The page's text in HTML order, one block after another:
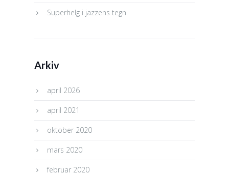
Superhelg i jazzens tegn
Arkiv
april 2026
april 2021
oktober 2020
mars 2020
februar 2020